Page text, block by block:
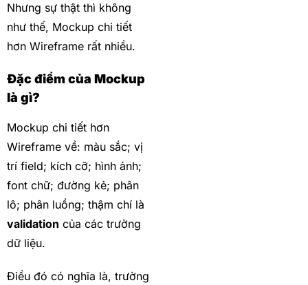
Nhưng sự thật thì không
như thế, Mockup chi tiết
hơn Wireframe rất nhiều.
Đặc điểm của Mockup
là gì?
Mockup chi tiết hơn
Wireframe về: màu sắc; vị
trí field; kích cỡ; hình ảnh;
font chữ; đường kẻ; phân
lô; phân luồng; thậm chí là
validation của các trường
dữ liệu.
Điều đó có nghĩa là, trường